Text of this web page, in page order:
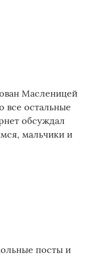
Масленицей
все остальные
обсуждал
мальчики и
посты и